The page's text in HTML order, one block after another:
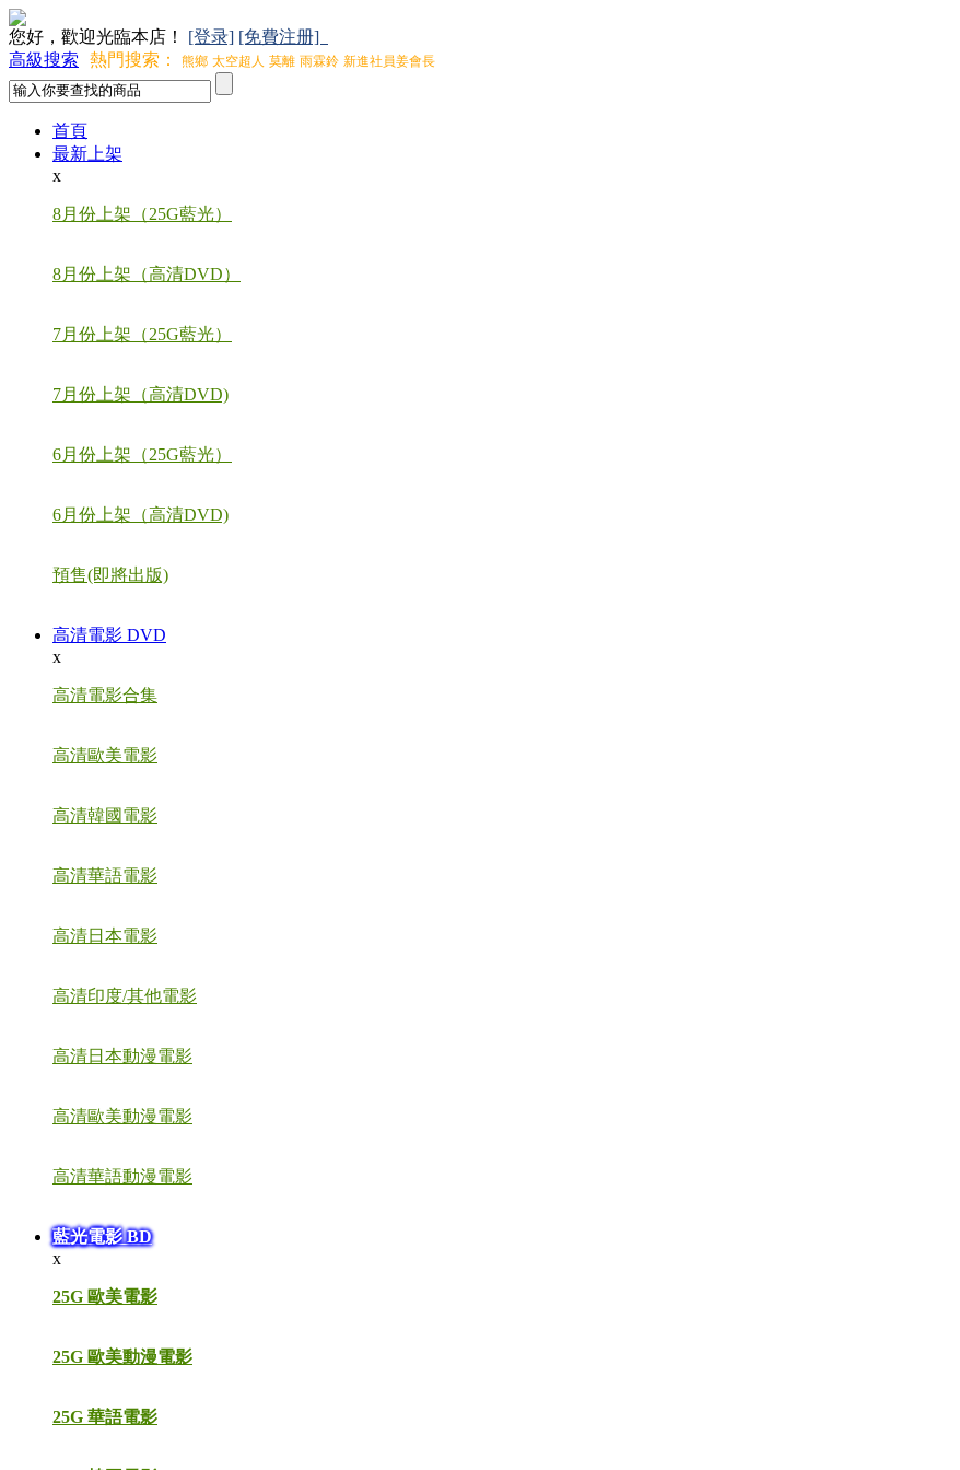
您好，歡迎光臨本店！ [登录] [免費注册]
高級搜索
熱門搜索： 熊鄉 太空超人 莫離 雨霖鈴 新進社員姜會長
首頁
最新上架
x
8月份上架（25G藍光）
8月份上架（高清DVD）
7月份上架（25G藍光）
7月份上架（高清DVD)
6月份上架（25G藍光）
6月份上架（高清DVD)
預售(即將出版)
高清電影 DVD
x
高清電影合集
高清歐美電影
高清韓國電影
高清華語電影
高清日本電影
高清印度/其他電影
高清日本動漫電影
高清歐美動漫電影
高清華語動漫電影
藍光電影 BD
x
25G 歐美電影
25G 歐美動漫電影
25G 華語電影